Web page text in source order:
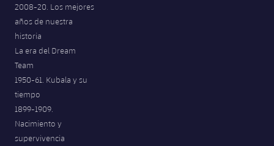
2008-20. Los mejores
años de nuestra
historia
La era del Dream
Team
1950-61. Kubala y su
tiempo
1899-1909.
Nacimiento y
supervivencia